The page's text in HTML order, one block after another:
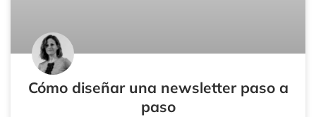
Cómo diseñar una newsletter paso a
paso